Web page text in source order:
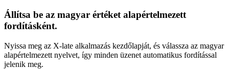
Állítsa be az magyar értéket alapértelmezett
fordításként.
Nyissa meg az X-late alkalmazás kezdőlapját, és válassza az magyar
alapértelmezett nyelvet, így minden üzenet automatikus fordítással
jelenik meg.